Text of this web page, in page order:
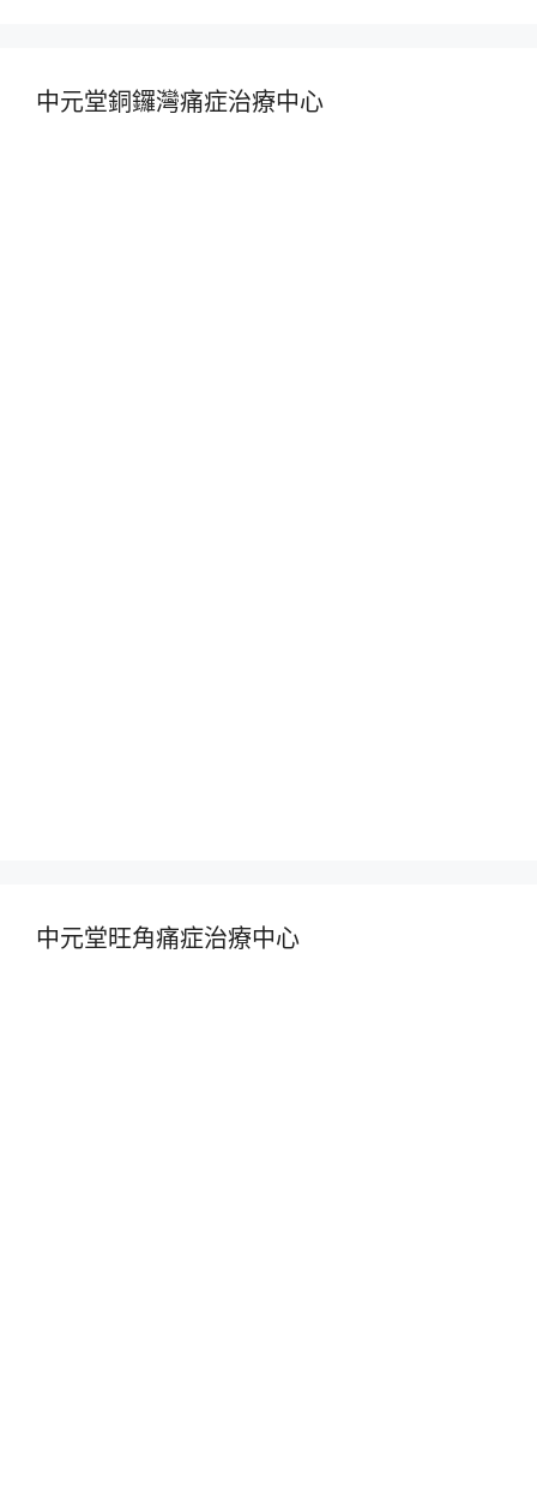
中元堂銅鑼灣痛症治療中心
中元堂旺角痛症治療中心